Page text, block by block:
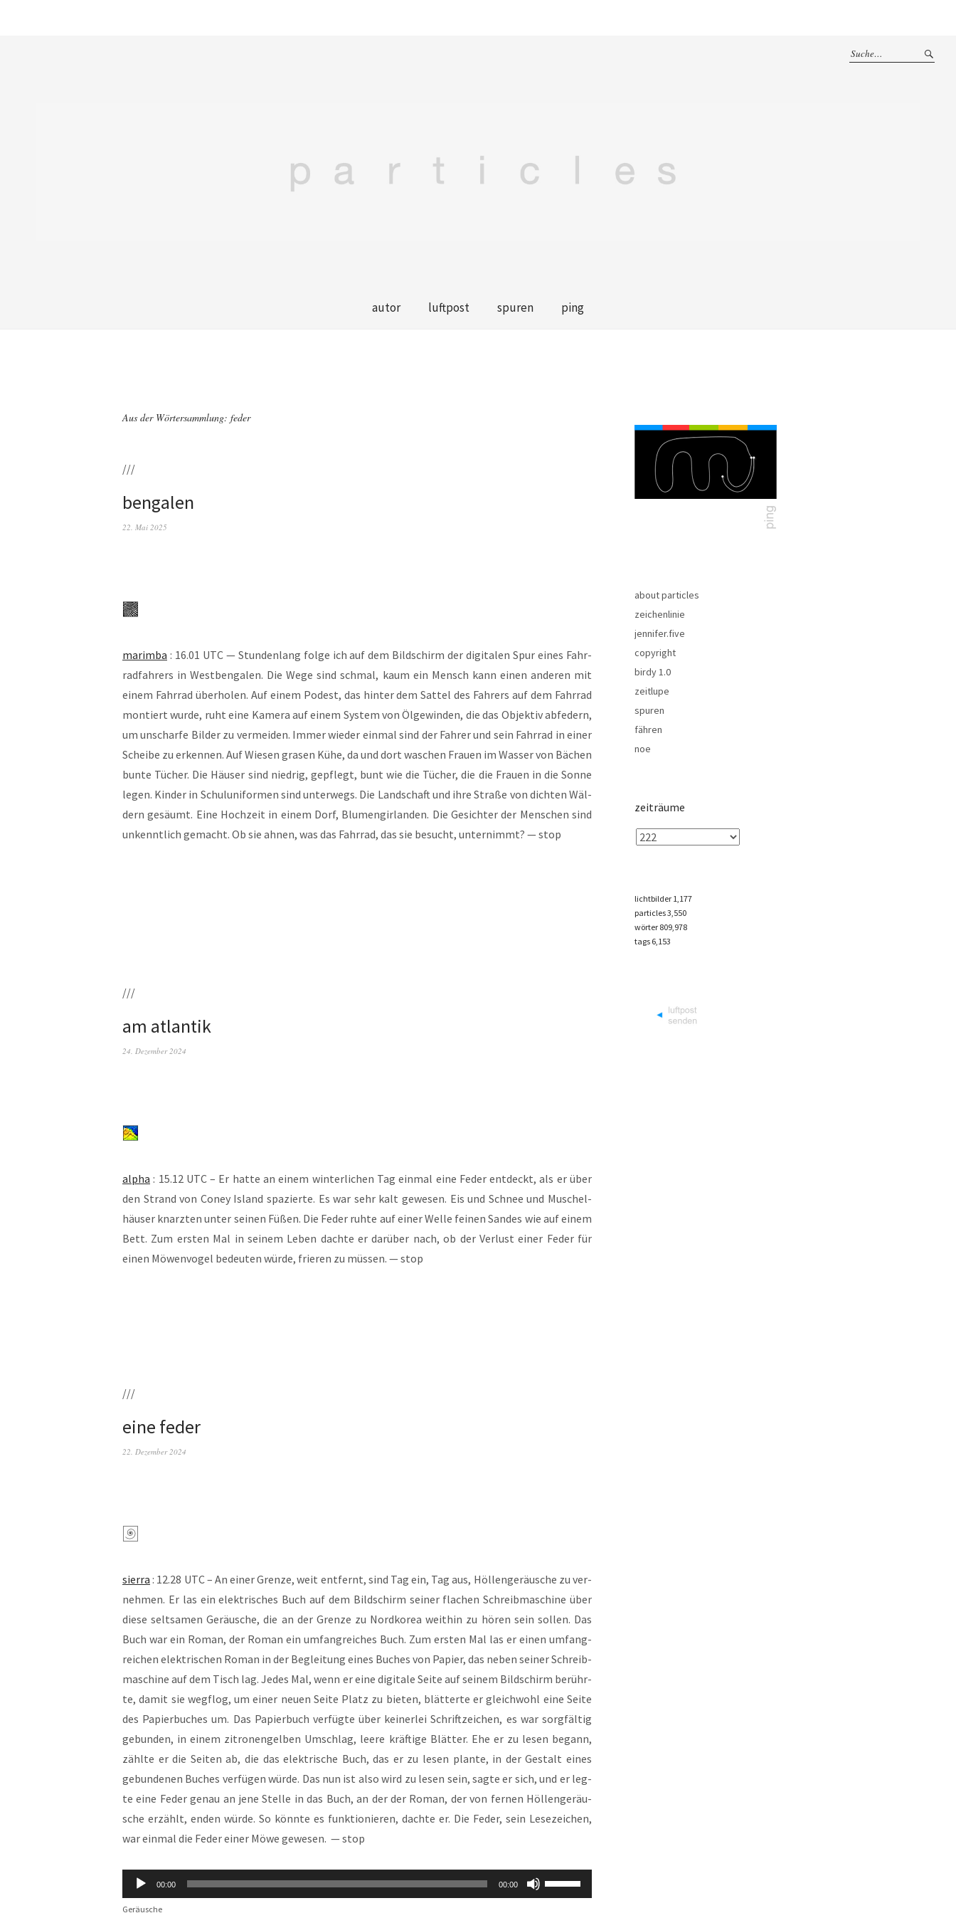
autor luftpost spuren ping
Aus der Wörtersammlung: feder
///
bengalen
22. Mai 2025
marim­ba : 16.01 UTC — Stun­den­lang fol­ge ich auf dem Bild­schirm der digi­ta­len Spur eines Fahr­
rad­fah­rers in West­ben­ga­len. Die Wege sind schmal, kaum ein Mensch kann einen ande­ren mit
einem Fahr­rad über­ho­len. Auf einem Podest, das hin­ter dem Sat­tel des Fah­rers auf dem Fahr­rad
mon­tiert wur­de, ruht eine Kame­ra auf einem Sys­tem von Ölge­win­den, die das Objek­tiv abfe­dern,
um unschar­fe Bil­der zu ver­mei­den. Immer wie­der ein­mal sind der Fah­rer und sein Fahr­rad in einer
Schei­be zu erken­nen. Auf Wie­sen gra­sen Kühe, da und dort waschen Frau­en im Was­ser von Bächen
bun­te Tücher. Die Häu­ser sind nied­rig, gepflegt, bunt wie die Tücher, die die Frau­en in die Son­ne
legen. Kin­der in Schul­uni­for­men sind unter­wegs. Die Land­schaft und ihre Stra­ße von dich­ten Wäl­
dern gesäumt. Eine Hoch­zeit in einem Dorf, Blu­men­gir­lan­den. Die Gesich­ter der Men­schen sind
unkennt­lich gemacht. Ob sie ahnen, was das Fahr­rad, das sie besucht, unter­nimmt? — stop
///
am atlantik
24. Dezember 2024
alpha : 15.12 UTC – Er hat­te an einem win­ter­li­chen Tag ein­mal eine Feder ent­deckt, als er über
den Strand von Coney Island spa­zier­te. Es war sehr kalt gewe­sen. Eis und Schnee und Muschel­
häu­ser knarz­ten unter sei­nen Füßen. Die Feder ruh­te auf einer Wel­le fei­nen San­des wie auf einem
Bett. Zum ers­ten Mal in sei­nem Leben dach­te er dar­über nach, ob der Ver­lust einer Feder für
einen Möwen­vo­gel bedeu­ten wür­de, frie­ren zu müs­sen. — stop
///
eine feder
22. Dezember 2024
sier­ra : 12.28 UTC – An einer Gren­ze, weit ent­fernt, sind Tag ein, Tag aus, Höl­len­ge­räu­sche zu ver­
neh­men. Er las ein elek­tri­sches Buch auf dem Bild­schirm sei­ner fla­chen Schreib­ma­schi­ne über
die­se selt­sa­men Geräu­sche, die an der Gren­ze zu Nord­ko­rea weit­hin zu hören sein sol­len. Das
Buch war ein Roman, der Roman ein umfang­rei­ches Buch. Zum ers­ten Mal las er einen umfang­
rei­chen elek­tri­schen Roman in der Beglei­tung eines Buches von Papier, das neben sei­ner Schreib­
ma­schi­ne auf dem Tisch lag. Jedes Mal, wenn er eine digi­ta­le Sei­te auf sei­nem Bild­schirm berühr­
te, damit sie weg­flog, um einer neu­en Sei­te Platz zu bie­ten, blät­ter­te er gleich­wohl eine Sei­te
des Papier­bu­ches um. Das Papier­buch ver­füg­te über kei­ner­lei Schrift­zei­chen, es war sorg­fäl­tig
gebun­den, in einem zitro­nen­gel­ben Umschlag, lee­re kräf­ti­ge Blät­ter. Ehe er zu lesen begann,
zähl­te er die Sei­ten ab, die das elek­tri­sche Buch, das er zu lesen plan­te, in der Gestalt eines
gebun­de­nen Buches ver­fü­gen wür­de. Das nun ist also wird zu lesen sein, sag­te er sich, und er leg­
te eine Feder genau an jene Stel­le in das Buch, an der der Roman, der von fer­nen Höl­len­ge­räu­
sche erzählt, enden wür­de. So könn­te es funk­tio­nie­ren, dach­te er. Die Feder, sein Lese­zei­chen,
war ein­mal die Feder einer Möwe gewe­sen. — stop
Audio-
Player
00:00 00:00
Hoch/Runter
benutzen,
Geräu­sche
about particles
zeichenlinie
jennifer.five
copyright
birdy 1.0
zeitlupe
spuren
fähren
noe
zeiträume
lichtbilder 1,177
particles3,550
wörter 809,978
tags 6,153